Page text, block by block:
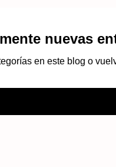
nuevas
en este blog o